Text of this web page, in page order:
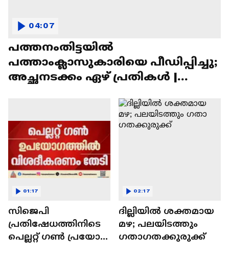
പത്തനംതിട്ടയിൽ
പത്താംക്ലാസുകാരിയെ പീഡിപ്പിച്ചു;
അച്ഛനടക്കം ഏഴ് പ്രതികൾ |
04:07
സിജെപി
പ്രതിഷേധത്തിനിടെ
പെല്ലറ്റ് ​ഗൺ പ്രയോ​
01:17
ദില്ലിയിൽ ശക്തമായ
മഴ; പലയിടത്തും ​
ഗതാ​ഗതക്കുരുക്ക്
02:17